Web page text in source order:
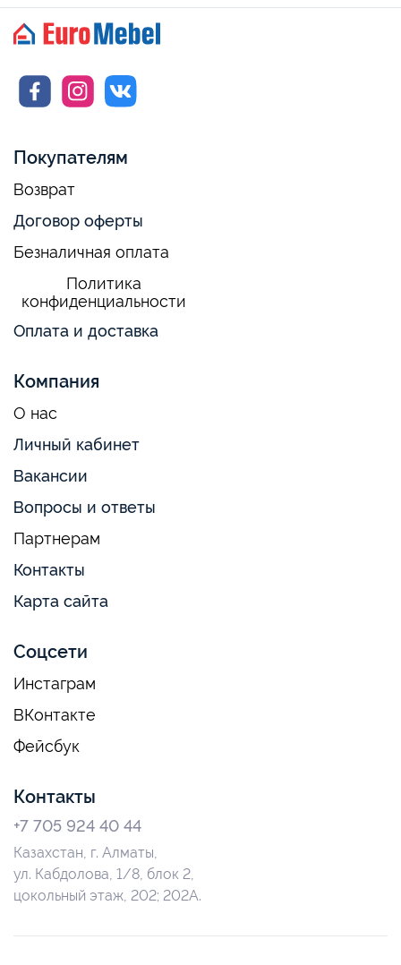
Покупателям
Возврат
Договор оферты
Безналичная оплата
Политика
конфиденциальности
Оплата и доставка
Компания
О нас
Личный кабинет
Вакансии
Вопросы и ответы
Партнерам
Контакты
Карта сайта
Соцсети
Инстаграм
ВКонтакте
Фейсбук
Контакты
+7 705 924 40 44
Казахстан, г. Алматы,
ул. Кабдолова, 1/8, блок 2,
цокольный этаж, 202; 202А.